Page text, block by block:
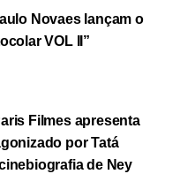
Novaes lançam o
VOL II”
Filmes apresenta
por Tatá
de Ney